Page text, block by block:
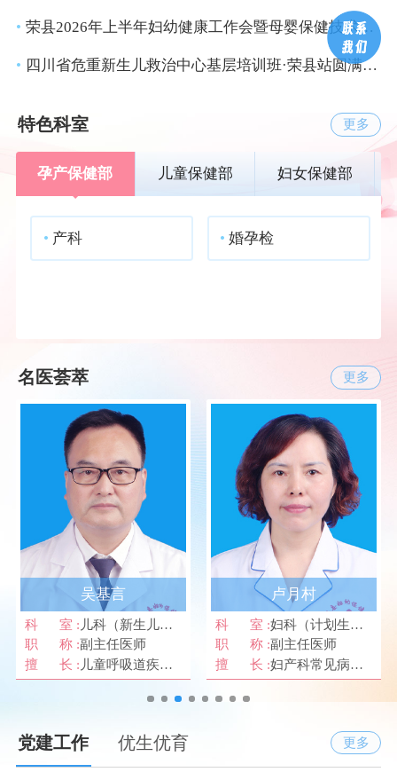
• 荣县2026年上半年妇幼健康工作会暨母婴保健技术和妇幼健康培训会顺利召开
• 四川省危重新生儿救治中心基层培训班·荣县站圆满节课
特色科室 更多
孕产保健部 儿童保健部 妇女保健部
• 产科 • 婚孕检
名医荟萃 更多
吴基言
科 室 : 儿科（新生儿科）,儿童保健科
职 称 :副主任医师
擅 长 : 儿童呼吸道疾病诊治、儿童消化道疾病诊治、儿童危重症急救处置、儿童营养与喂养指导等
卢月村
科 室 :妇科（计划生育服务）
职 称 :副主任医师
擅 长 :妇产科常见病、多发病诊治及女性全生命周期健康管理。,能熟练开展人流，安环，取环等各类计划生育手术。
党建工作 更多
优生优育